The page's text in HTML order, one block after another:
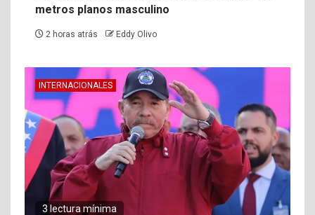
metros planos masculino
2 horas atrás Eddy Olivo
INTERNACIONALES
3 lectura mínima